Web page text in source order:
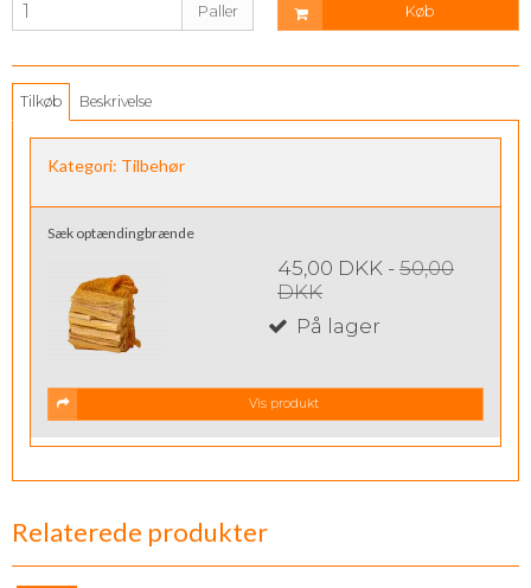
Paller Køb
Tilkøb Beskrivelse
Kategori: Tilbehør
Sæk optændingbrænde
45,00 DKK - 50,00
DKK
På lager
Vis produkt
Relaterede produkter